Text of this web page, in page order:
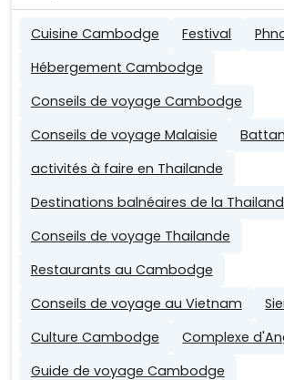
Cuisine Cambodge Festival
Hébergement Cambodge
Conseils de voyage Cambodge
Conseils de voyage Malaisie
activités à faire en Thailande
Destinations balnéaires de la
Conseils de voyage Thailande
Restaurants au Cambodge
Conseils de voyage au Vietnam
Culture Cambodge
Complexe
Guide de voyage Cambodge